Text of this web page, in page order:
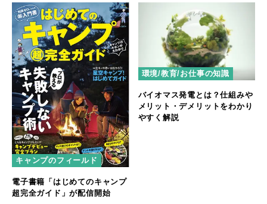
キャンプのフィールド
電子書籍「はじめてのキャンプ
超完全ガイド」が配信開始
環境/教育/お仕事の知識
バイオマス発電とは？仕組みや
メリット・デメリットをわかり
やすく解説